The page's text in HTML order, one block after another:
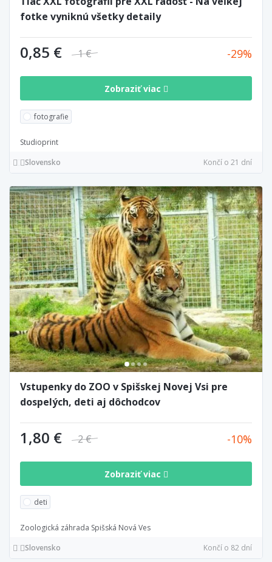
fotke vyniknú všetky detaily
0,85 € 1 € 29
Zobraziť viac
fotografie
Studioprint
Slovensko
Končí o 21 dní
Vstupenky do ZOO v Spišskej Novej Vsi pre
dospelých, deti aj dôchodcov
1,80 € 2 € 10
Zobraziť viac
deti
Zoologická záhrada Spišská Nová Ves
Slovensko
Končí o 82 dní